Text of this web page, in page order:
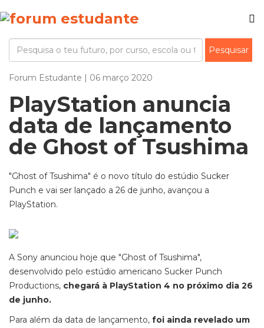
Forum Estudante | 06 março 2020
PlayStation anuncia
data de lançamento
de Ghost of Tsushima
"Ghost of Tsushima" é o novo título do estúdio Sucker
Punch e vai ser lançado a 26 de junho, avançou a
PlayStation.
A Sony anunciou hoje que "Ghost of Tsushima",
desenvolvido pelo estúdio americano Sucker Punch
Productions, chegará à PlayStation 4 no próximo dia 26
de junho.
Para além da data de lançamento, foi ainda revelado um